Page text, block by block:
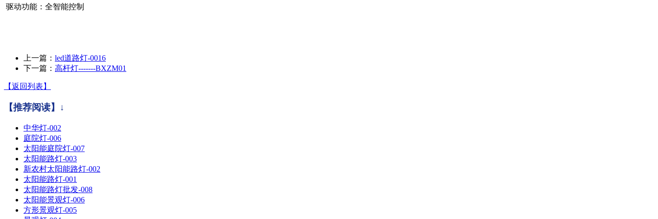
驱动功能：全智能控制
上一篇： led道路灯-0016
下一篇： ​高杆灯-------BXZM01
【返回列表】
【推荐阅读】↓
中华灯-002
庭院灯-006
太阳能庭院灯-007
太阳能路灯-003
新农村太阳能路灯-002
太阳能路灯-001
太阳能路灯批发-008
太阳能景观灯-006
方形景观灯-005